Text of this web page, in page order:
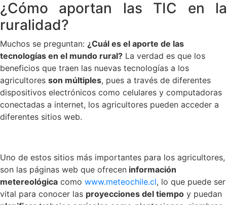
¿Cómo aportan las TIC en la
ruralidad?
Muchos se preguntan: ¿Cuál es el aporte de las
tecnologías en el mundo rural? La verdad es que los
beneficios que traen las nuevas tecnologías a los
agricultores son múltiples, pues a través de diferentes
dispositivos electrónicos como celulares y computadoras
conectadas a internet, los agricultores pueden acceder a
diferentes sitios web.
Uno de estos sitios más importantes para los agricultores,
son las páginas web que ofrecen información
metereológica como www.meteochile.cl, lo que puede ser
vital para conocer las proyecciones del tiempo y puedan